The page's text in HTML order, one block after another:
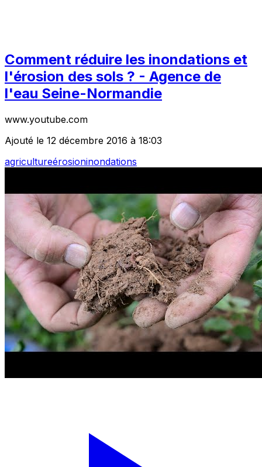
Comment réduire les inondations et
l'érosion des sols ? - Agence de
l'eau Seine-Normandie
www.youtube.com
Ajouté le 12 décembre 2016 à 18:03
agricultureérosioninondations